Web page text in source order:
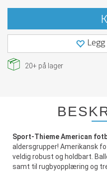
20+ på lager
Sport-Thieme American
aldersgrupper! Amerikansk
veldig robust og holdbart.
samt til rugbyopplæring og